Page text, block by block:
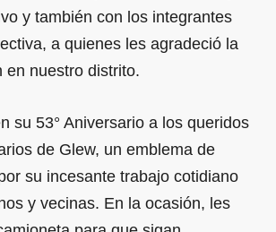
y también con los integrantes
a quienes les agradeció la
en nuestro distrito.
su 53° Aniversario a los queridos
de Glew, un emblema de
su incesante trabajo cotidiano
y vecinas. En la ocasión, les